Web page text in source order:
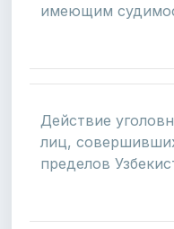
имеющим
Действие
лиц,
пределов